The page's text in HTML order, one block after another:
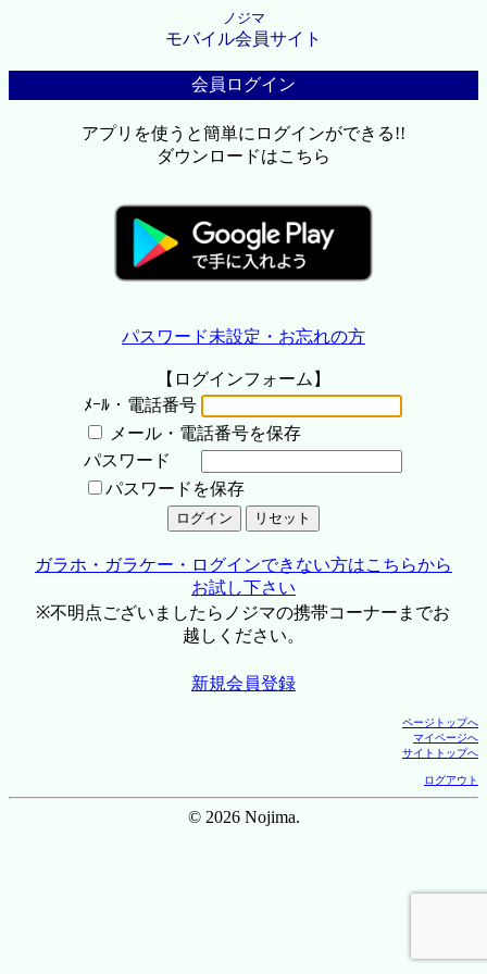
ノジマ
モバイル会員サイト
会員ログイン
アプリを使うと簡単にログインができる!!
ダウンロードはこちら
パスワード未設定・お忘れの方
【ログインフォーム】
ﾒｰﾙ・電話番号
メール・電話番号を保存
パスワード
パスワードを保存
ガラホ・ガラケー・ログインできない方はこちらから
お試し下さい
※不明点ございましたらノジマの携帯コーナーまでお
越しください。
新規会員登録
ページトップへ
マイページへ
サイトトップへ
ログアウト
© 2026 Nojima.